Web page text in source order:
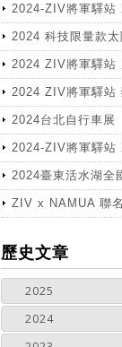
2024-ZIV將軍驛站
2024 科技限量款太
2024 ZIV將軍驛站
2024 ZIV將軍驛站
2024台北自行車展
2024-ZIV將軍驛站
2024臺東活水湖全
ZIV x NAMUA 聯
more
歷史文章
2025
2024